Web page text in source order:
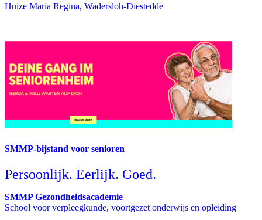
Huize Maria Regina, Wadersloh-Diestedde
SMMP-bijstand voor senioren
Persoonlijk. Eerlijk. Goed.
SMMP Gezondheidsacademie
School voor verpleegkunde, voortgezet onderwijs en opleiding